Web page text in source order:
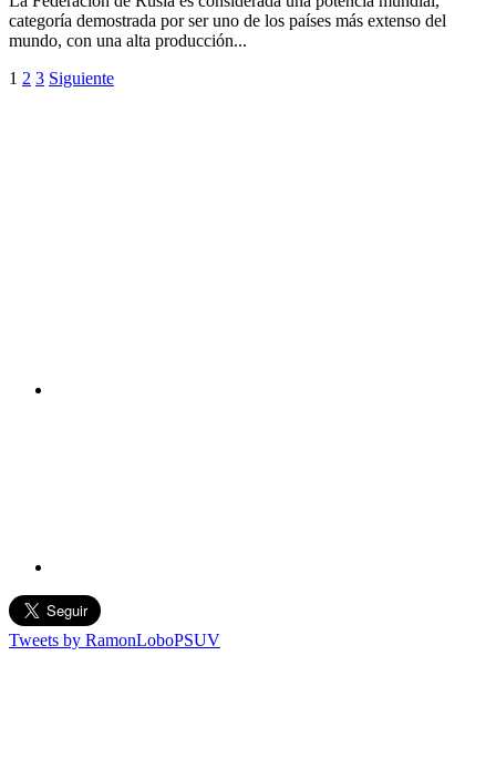
categoría demostrada por ser uno de los países más extenso del
mundo, con una alta producción...
1 2 3 Siguiente
Tweets by RamonLoboPSUV